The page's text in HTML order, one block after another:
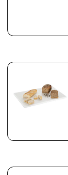
Optez pour la
pour tous vos